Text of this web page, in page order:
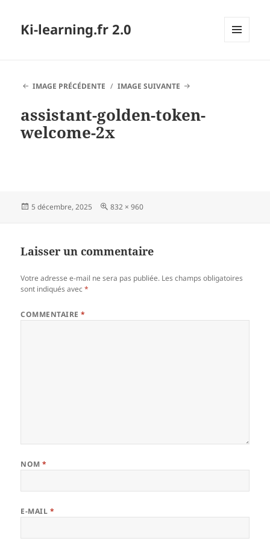
Ki-learning.fr 2.0
IMAGE PRÉCÉDENTE
IMAGE SUIVANTE
assistant-golden-token-
welcome-2x
Publié
5 décembre, 2025
Taille
832 × 960
Laisser un commentaire
Votre adresse e-mail ne sera pas publiée. Les champs obligatoires
sont indiqués avec*
COMMENTAIRE*
NOM*
E-MAIL *